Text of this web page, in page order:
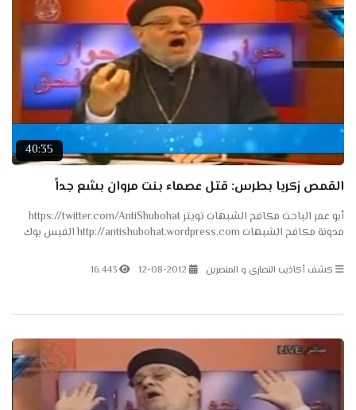
40:35
القمص زكريا بطرس: قتل عصماء بنت مروان بشع جداً
أبو عمر الباحث مكافح الشبهات تويتر https://twitter.com/AntiShubohat
مدونة مكافح الشبهات http://antishubohat.wordpress.com الفيس بوك
كشف أكاذيب النصارى و المنصرين 12-08-2012
16.443